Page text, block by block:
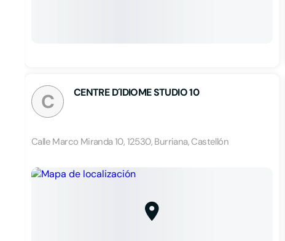
C CENTRE D´IDIOME STUDIO 10
Calle Marco Miranda 10, 12530, Burriana, Castellón